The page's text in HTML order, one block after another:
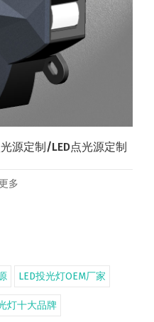
源定制/LED点光源定制
多
LED投光灯OEM厂家
灯十大品牌